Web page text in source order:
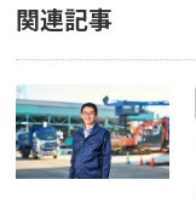
関連記事